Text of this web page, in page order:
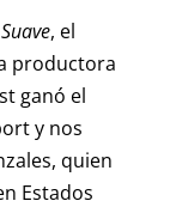
Suave, el
productora
ganó el
y nos
quien
Estados